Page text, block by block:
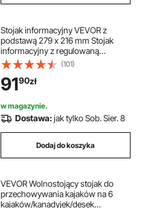
Stojak informacyjny VEVOR z
podstawą 279 x 216 mm Stojak
informacyjny z regulowaną
wysokością 820-1250 mm Stojak
plakatowy, solidny stojak na szyldy
wypełniony piaskiem lub wodą, do
ekspozycji, reklamy
(101)
9190zł
w magazynie.
Dostawa:jak tylko Sob. Sier. 8
Dodaj do koszyka
VEVOR Wolnostojący stojak do
przechowywania kajaków na 6
kajaków/kanadyjek/desek